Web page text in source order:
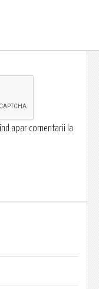
apar comentarii la